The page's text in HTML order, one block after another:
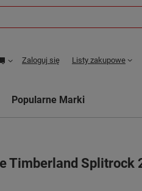
Zaloguj się Listy zakupowe
Popularne Marki
Timberland Splitrock